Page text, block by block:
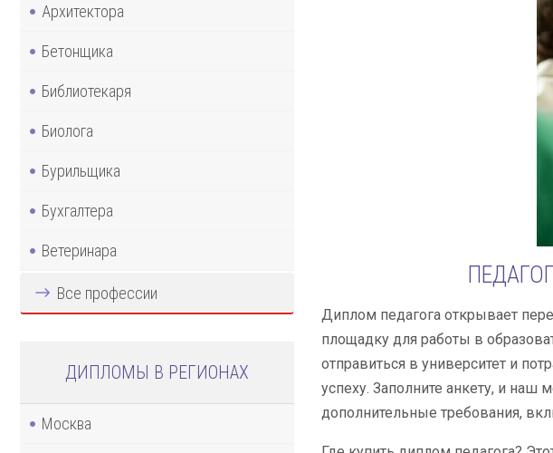
Архитектора
Бетонщика
Библиотекаря
Биолога
Бурильщика
Бухгалтера
Ветеринара
Все профессии
ДИПЛОМЫ В РЕГИОНАХ
Москва
Диплом педагога открывает
площадку для работы в
отправиться в университет и
успеху. Заполните анкету, и
дополнительные требования,